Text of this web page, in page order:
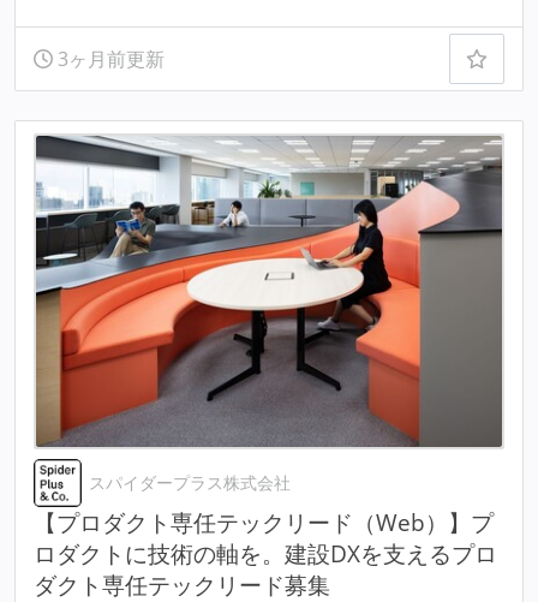
3ヶ月前更新
スパイダープラス株式会社
【プロダクト専任テックリード（Web）】プ
ロダクトに技術の軸を。建設DXを支えるプロ
ダクト専任テックリード募集